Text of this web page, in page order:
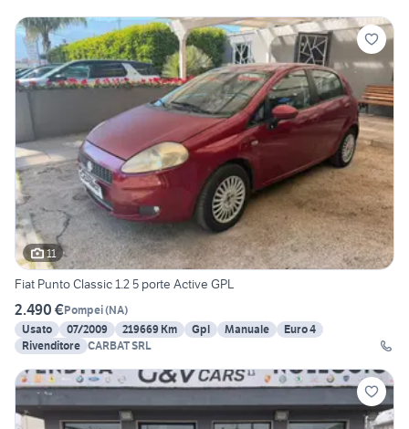
11
Fiat Punto Classic 1.2 5 porte Active GPL
2.490 €Pompei(NA)
Usato
07/2009 219669 Km Gpl Manuale
Euro 4
Rivenditore CARBAT SRL